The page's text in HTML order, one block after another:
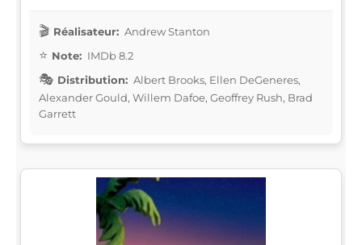
Réalisateur: Andrew Stanton
Note: IMDb 8.2
Distribution: Albert Brooks, Ellen DeGeneres,
Alexander Gould, Willem Dafoe, Geoffrey Rush, Brad
Garrett